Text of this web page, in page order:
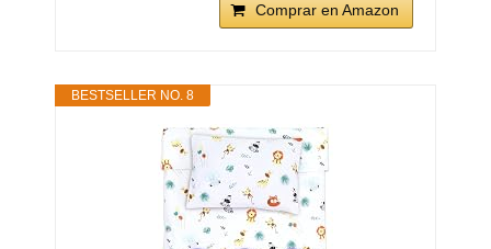
Comprar en Amazon
BESTSELLER NO. 8